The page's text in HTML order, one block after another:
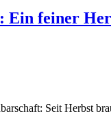
Ein feiner
Seit Herbst